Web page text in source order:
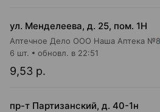
ул. Менделеева, д. 25, пом. 1Н
Аптечное Дело ООО Наша Аптека №8
9,53 р.
6 шт. обновл. в 22:51
пр-т Партизанский, д. 40-1н